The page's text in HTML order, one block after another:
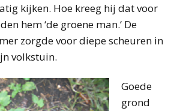
kijken. Hoe kreeg hij dat voor
hem ‘de groene man.‘ De
zorgde voor diepe scheuren in
volkstuin.
Goede
grond